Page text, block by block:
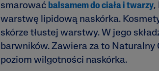
smarować balsamem do ciała i twarzy,
warstwę lipidową naskórka.
skórze tłustej warstwy. W jego
barwników. Zawiera za to Naturalny
poziom wilgotności naskórka.